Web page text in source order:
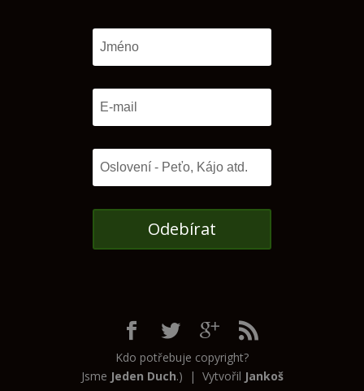
Odebírat
Kdo potřebuje copyright?
Jsme Jeden Duch.) | Vytvořil Jankoš